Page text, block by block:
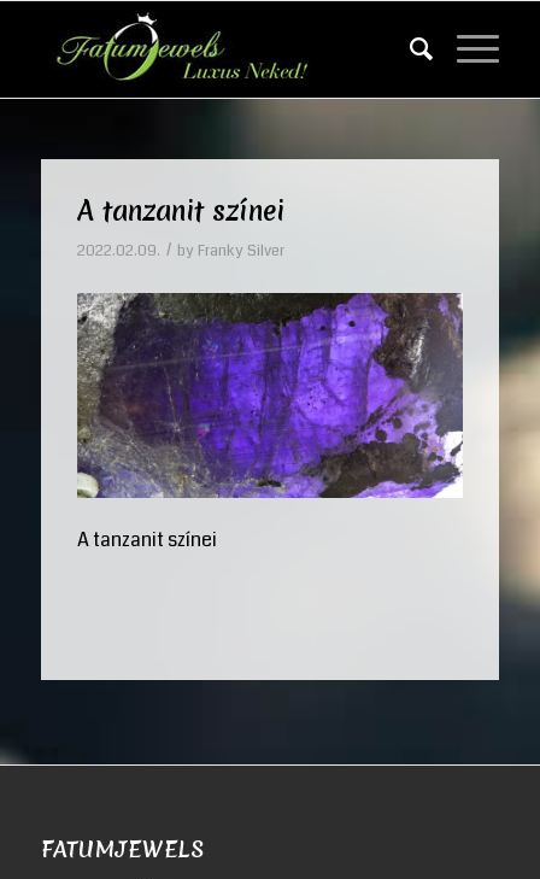
A tanzanit színei
2022.02.09. / by Franky Silver
A tanzanit színei
FATUMJEWELS